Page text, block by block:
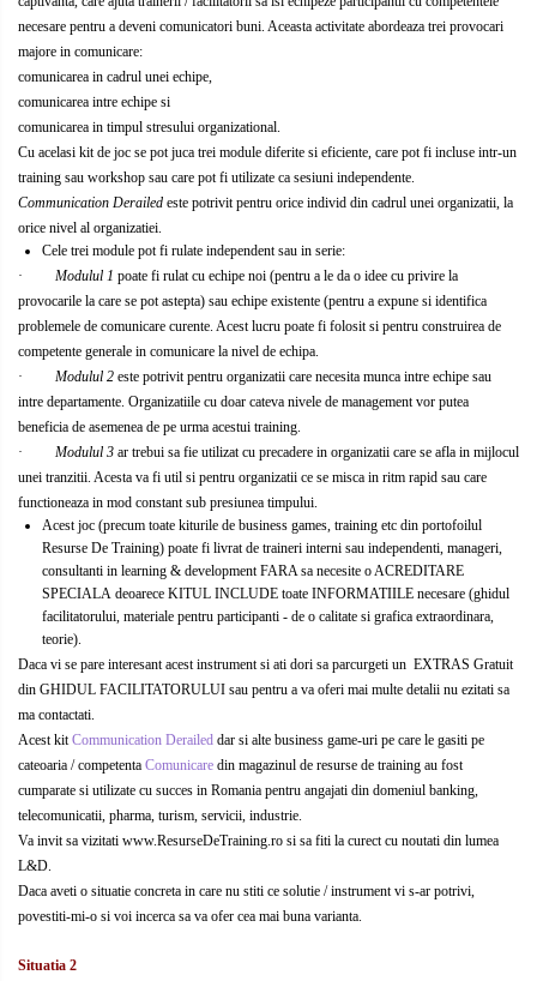
necesare pentru a deveni comunicatori buni. Aceasta activitate abordeaza trei provocari
majore in comunicare:
comunicarea in cadrul unei echipe,
comunicarea intre echipe si
comunicarea in timpul stresului organizational.
Cu acelasi kit de joc se pot juca trei module diferite si eficiente, care pot fi incluse intr-un
training sau workshop sau care pot fi utilizate ca sesiuni independente.
Communication Derailed este potrivit pentru orice individ din cadrul unei organizatii, la
orice nivel al organizatiei.
Cele trei module pot fi rulate independent sau in serie:
· Modulul 1 poate fi rulat cu echipe noi (pentru a le da o idee cu privire la
provocarile la care se pot astepta) sau echipe existente (pentru a expune si identifica
problemele de comunicare curente. Acest lucru poate fi folosit si pentru construirea de
competente generale in comunicare la nivel de echipa.
· Modulul 2 este potrivit pentru organizatii care necesita munca intre echipe sau
intre departamente. Organizatiile cu doar cateva nivele de management vor putea
beneficia de asemenea de pe urma acestui training.
· Modulul 3 ar trebui sa fie utilizat cu precadere in organizatii care se afla in mijlocul
unei tranzitii. Acesta va fi util si pentru organizatii ce se misca in ritm rapid sau care
functioneaza in mod constant sub presiunea timpului.
Acest joc (precum toate kiturile de business games, training etc din portofoilul
Resurse De Training) poate fi livrat de traineri interni sau independenti, manageri,
consultanti in learning & development FARA sa necesite o ACREDITARE
SPECIALA deoarece KITUL INCLUDE toate INFORMATIILE necesare (ghidul
facilitatorului, materiale pentru participanti - de o calitate si grafica extraordinara,
teorie).
Daca vi se pare interesant acest instrument si ati dori sa parcurgeti un EXTRAS Gratuit
din GHIDUL FACILITATORULUI sau pentru a va oferi mai multe detalii nu ezitati sa
ma contactati.
Acest kitCommunication Derailed dar si alte business game-uri pe care le gasiti pe
cateoaria / competenta Comunicare din magazinul de resurse de training au fost
cumparate si utilizate cu succes in Romania pentru angajati din domeniul banking,
telecomunicatii, pharma, turism, servicii, industrie.
Va invit sa vizitati www.ResurseDeTraining.ro si sa fiti la curect cu noutati din lumea
L&D.
Daca aveti o situatie concreta in care nu stiti ce solutie / instrument vi s-ar potrivi,
povestiti-mi-o si voi incerca sa va ofer cea mai buna varianta.
Situatia 2